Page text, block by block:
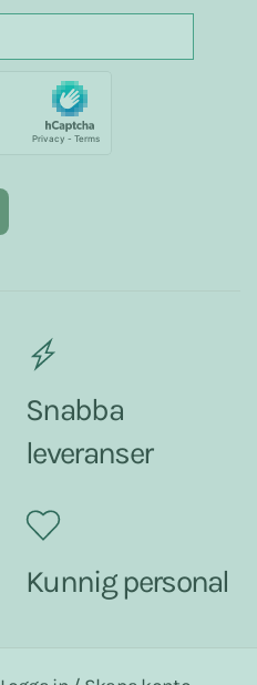
Snabba
leveranser
Kunnig personal